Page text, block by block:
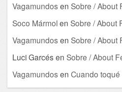
Vagamundos en Sobre / About
Soco Mármolen Sobre / About
Vagamundos en Sobre / About
Luci Garcés en Sobre / About
Vagamundos en Cuando toqué